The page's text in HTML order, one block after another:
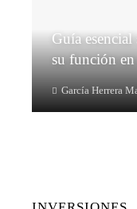
Guía
su función
García Herrera